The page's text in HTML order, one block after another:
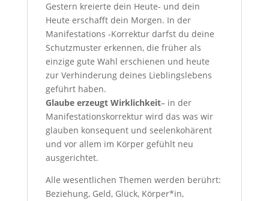
Gestern kreierte dein Heute- und dein
Heute erschafft dein Morgen. In der
Manifestations -Korrektur darfst du deine
Schutzmuster erkennen, die früher als
einzige gute Wahl erschienen und heute
zur Verhinderung deines Lieblingslebens
geführt haben.
Glaube erzeugt Wirklichkeit– in der
Manifestationskorrektur wird das was wir
glauben konsequent und seelenkohärent
und vor allem im Körper gefühlt neu
ausgerichtet.
Alle wesentlichen Themen werden berührt:
Beziehung, Geld, Glück, Körper*in,